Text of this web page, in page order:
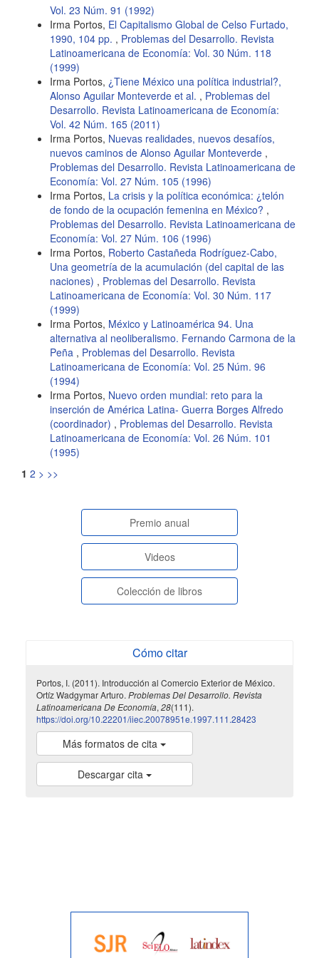
Vol. 23 Núm. 91 (1992)
Irma Portos, El Capitalismo Global de Celso Furtado,
1990, 104 pp. , Problemas del Desarrollo. Revista
Latinoamericana de Economía: Vol. 30 Núm. 118
(1999)
Irma Portos, ¿Tiene México una política industrial?,
Alonso Aguilar Monteverde et al. , Problemas del
Desarrollo. Revista Latinoamericana de Economía:
Vol. 42 Núm. 165 (2011)
Irma Portos, Nuevas realidades, nuevos desafíos,
nuevos caminos de Alonso Aguilar Monteverde ,
Problemas del Desarrollo. Revista Latinoamericana de
Economía: Vol. 27 Núm. 105 (1996)
Irma Portos, La crisis y la política económica: ¿telón
de fondo de la ocupación femenina en México? ,
Problemas del Desarrollo. Revista Latinoamericana de
Economía: Vol. 27 Núm. 106 (1996)
Irma Portos, Roberto Castañeda Rodríguez-Cabo,
Una geometría de la acumulación (del capital de las
naciones) , Problemas del Desarrollo. Revista
Latinoamericana de Economía: Vol. 30 Núm. 117
(1999)
Irma Portos, México y Latinoamérica 94. Una
alternativa al neoliberalismo. Fernando Carmona de la
Peña , Problemas del Desarrollo. Revista
Latinoamericana de Economía: Vol. 25 Núm. 96
(1994)
Irma Portos, Nuevo orden mundial: reto para la
inserción de América Latina- Guerra Borges Alfredo
(coordinador) , Problemas del Desarrollo. Revista
Latinoamericana de Economía: Vol. 26 Núm. 101
(1995)
1 2 > >>
paginasespeciales
Premio anual
Videos
Colección de libros
Cómo citar
Portos, I. (2011). Introducción al Comercio Exterior de México.
Ortíz Wadgymar Arturo. Problemas Del Desarrollo. Revista
Latinoamericana De Economía, 28(111).
https://doi.org/10.22201/iiec.20078951e.1997.111.28423
Más formatos de cita
Descargar cita